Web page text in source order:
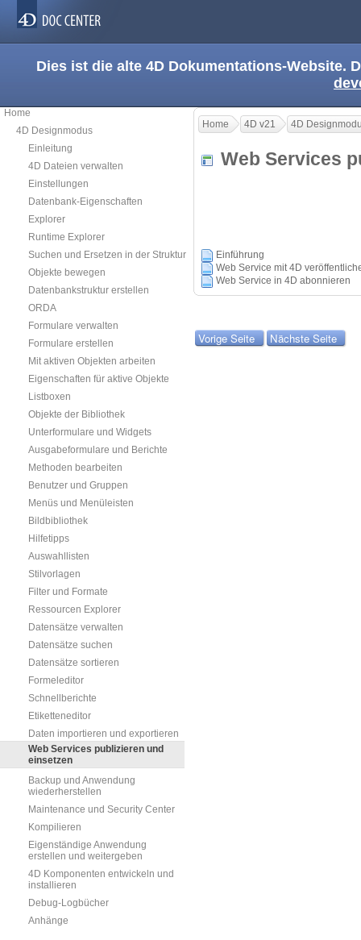
Dies ist die alte 4D Dokumentations-Website.
Home
4D Designmodus
Einleitung
4D Dateien verwalten
Einstellungen
Datenbank-Eigenschaften
Explorer
Runtime Explorer
Suchen und Ersetzen in der Struktur
Objekte bewegen
Datenbankstruktur erstellen
ORDA
Formulare verwalten
Formulare erstellen
Mit aktiven Objekten arbeiten
Eigenschaften für aktive Objekte
Listboxen
Objekte der Bibliothek
Unterformulare und Widgets
Ausgabeformulare und Berichte
Methoden bearbeiten
Benutzer und Gruppen
Menüs und Menüleisten
Bildbibliothek
Hilfetipps
Auswahllisten
Stilvorlagen
Filter und Formate
Ressourcen Explorer
Datensätze verwalten
Datensätze suchen
Datensätze sortieren
Formeleditor
Schnellberichte
Etiketteneditor
Daten importieren und exportieren
Web Services publizieren und
einsetzen
Backup und Anwendung
wiederherstellen
Maintenance und Security Center
Kompilieren
Eigenständige Anwendung
erstellen und weitergeben
4D Komponenten entwickeln und
installieren
Debug-Logbücher
Anhänge
Home 4D v21 4D
Web Services
Einführung
Web Service mit 4D
Web Service in 4D abonnieren
Vorige Seite Nächste Seite